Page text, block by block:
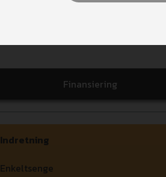
Finansiering
Indretning
Enkeltsenge